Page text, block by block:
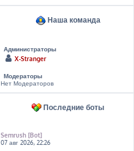
Наша команда
Администраторы
X-Stranger
Модераторы
Нет Модераторов
Последние боты
Semrush [Bot]
07 авг 2026, 22:26